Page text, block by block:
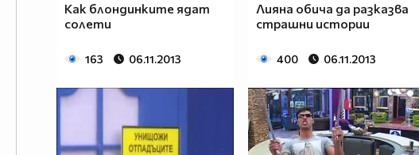
Как блондинките ядат
солети
163 06.11.2013
Лияна обича да разказва
страшни истории
400 06.11.2013